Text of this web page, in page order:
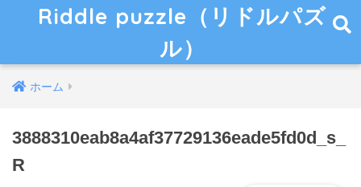
Riddle puzzle（リドルパズ
ル）
ホーム
3888310eab8a4af37729136eade5fd0d_s_
R